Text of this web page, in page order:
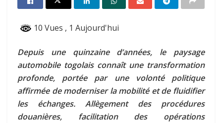
10 Vues , 1 Aujourd'hui
Depuis une quinzaine d’années, le paysage
automobile togolais connaît une transformation
profonde, portée par une volonté politique
affirmée de moderniser la mobilité et de fluidifier
les échanges. Allègement des procédures
douanières, facilitation des opérations